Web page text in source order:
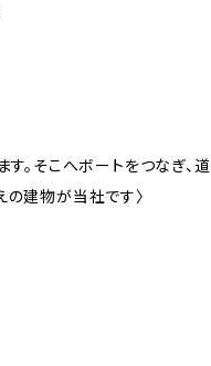
。そこへボートをつなぎ、道
の建物が当社です〉